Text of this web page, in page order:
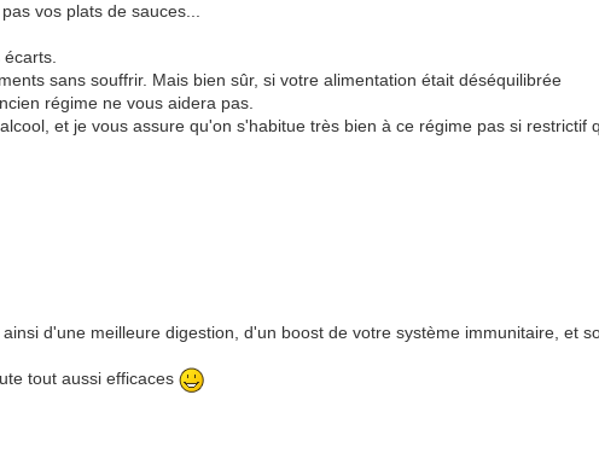
vos plats de sauces...
sans souffrir. Mais bien sûr, si votre alimentation était déséquilibrée
régime ne vous aidera pas.
et je vous assure qu'on s'habitue très bien à ce régime pas si restrictif
d'une meilleure digestion, d'un boost de votre système immunitaire, et
tout aussi efficaces